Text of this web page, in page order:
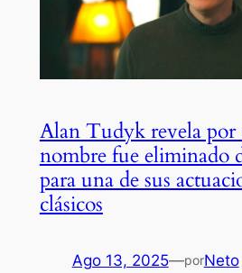
Alan Tudyk revela por
nombre fue eliminado
para una de sus
clásicos
Ago 13, 2025—porNeto